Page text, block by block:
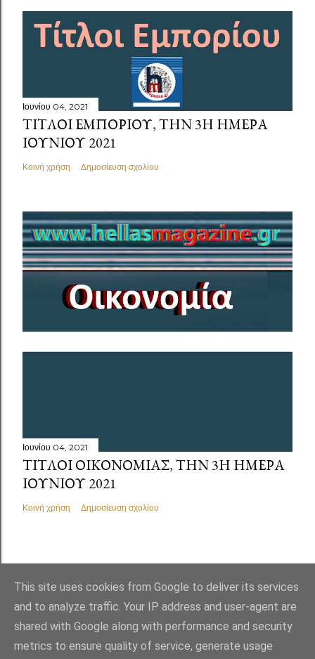
Ιουνίου 04, 2021
ΤΙΤΛΟΙ ΕΜΠΟΡΊΟΥ, ΤΗΝ 3Η ΗΜΕΡΑ
ΙΟΥΝΙΟΥ 2021
Κοινή χρήση Δημοσίευση σχολίου
Ιουνίου 04, 2021
ΤΊΤΛΟΙ ΟΙΚΟΝΟΜΊΑΣ, ΤΗΝ 3Η ΗΜΈΡΑ
ΙΟΥΝΊΟΥ 2021
Κοινή χρήση Δημοσίευση σχολίου
This site uses cookies from Google to deliver its services
and to analyze traffic. Your IP address and user-agent are
shared with Google along with performance and security
metrics to ensure quality of service, generate usage